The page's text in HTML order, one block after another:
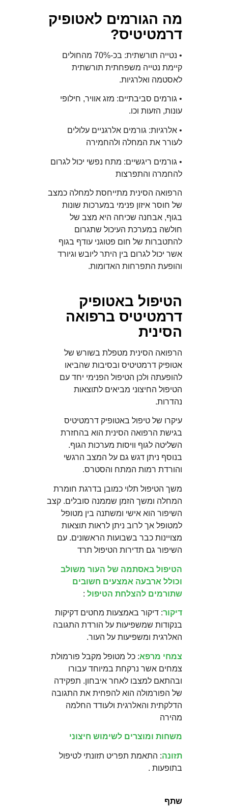
מה הגורמים לאטופיק
דרמטיטיס?
• נטייה תורשתית: בכ-70% מהחולים
קיימת נטייה משפחתית תורשתית
לאסטמה ואלרגיות.
• גורמים סביבתיים: מזג אוויר, חילופי
עונות, הזעות וכו.
• אלרגיות: גורמים אלרגניים עלולים
לעורר את המחלה ולהחמירה
• גורמים ריגשיים: מתח נפשי יכול לגרום
להחמרה והתפרצות
הרפואה הסינית מתייחסת למחלה כמצב
של חוסר איזון פנימי במערכות שונות
בגוף, אבחנה שכיחה היא מצב של
חולשה במערכת העיכול שתגרום
להתטברות של חום פטוגני עודף בגוף
אשר יכול לגרום בין היתר ליובש וגיורד
והופעת התפרחות האדומות.
הטיפול באטופיק
דרמטיטיס ברפואה
הסינית
הרפואה הסינית מטפלת בשורש של
אטופיק דרמטיטיס ובסיבות שהביאו
להופעתה ולכן הטיפול הפנימי יחד עם
הטיפול החיצוני מביאים לתוצאות
נהדרות.
עיקרו של טיפול באטופיק דרמטיטיס
בגישת הרפואה הסינית הוא בהחזרת
השליטה לגוף וויסות מערכות הגוף.
בנוסף ניתן דגש גם על המצב הרגשי
והורדת רמות המתח והסטרס.
משך הטיפול תלוי כמובן בדרגת חומרת
המחלה ומשך הזמן שממנה סובלים. קצב
השיפור הוא אישי ומשתנה בין מטופל
למטופל אך לרוב ניתן לראות תוצאות
מצויינות כבר בשבועות הראשונים. עם
השיפור גם תדירות הטיפול תרד
הטיפול באסתמה של העור משולב
וכולל ארבעה אמצעים חשובים
שתורמים להצלחת הטיפול :
דיקור: דיקור באמצעות מחטים דקיקות
בנקודות שמשפיעות על הורדת התגובה
האלרגית ומשפיעות על העור.
צמחי מרפא: כל מטופל מקבל פורמולת
צמחים אשר נרקחת במיוחד עבורו
ובהתאם למצבו לאחר איבחון. תפקידה
של הפורמולה הוא להפחית את התגובה
הדלקתית והאלרגית ולעודד החלמה
מהירה
משחות ומוצרים לשימוש חיצוני
תזונה: התאמת תפריט תזונתי לטיפול
בתופעות .
שתף